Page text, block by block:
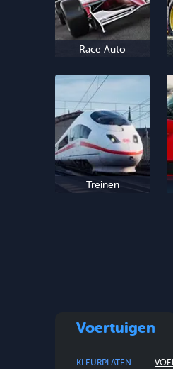
Race Auto
Treinen
Voertuigen
KLEURPLATEN